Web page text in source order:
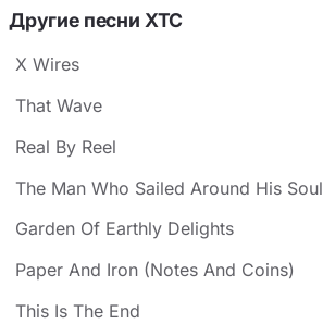
Другие песни XTC
X Wires
That Wave
Real By Reel
The Man Who Sailed Around His Soul
Garden Of Earthly Delights
Paper And Iron (Notes And Coins)
This Is The End